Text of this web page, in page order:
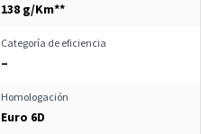
138 g/Km**
Categoría de eficiencia
–
Homologación
Euro 6D